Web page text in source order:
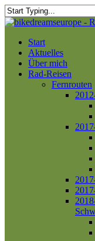
Skip
to
content
Close
Menu
Start
Aktuelles
Über mich
Rad-Reisen
Fernrouten